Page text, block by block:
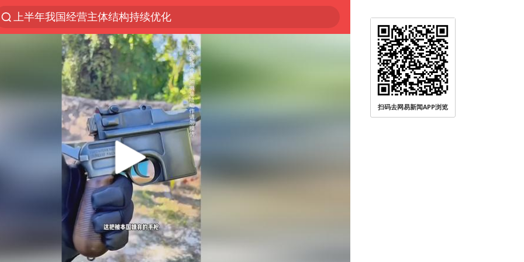
上半年我国经营主体结构持续优化
王传君 《披荆斩棘》
上海：5号线16号线浦江线全线停运
白海豚预计将在浙江苍南到三门一带登陆
今日15时起福州地铁高架区段停运
国足U17与阿森纳决赛取消 并列冠军
王艺迪2-4不敌张本美和止步4强
上门女婿出轨女邻居多年被判重婚罪
2025年小学教师减少13.19万
王艺迪无缘横滨赛决赛
泰国：高度重视中国游客旅游体验
扫码去网易新闻APP浏览